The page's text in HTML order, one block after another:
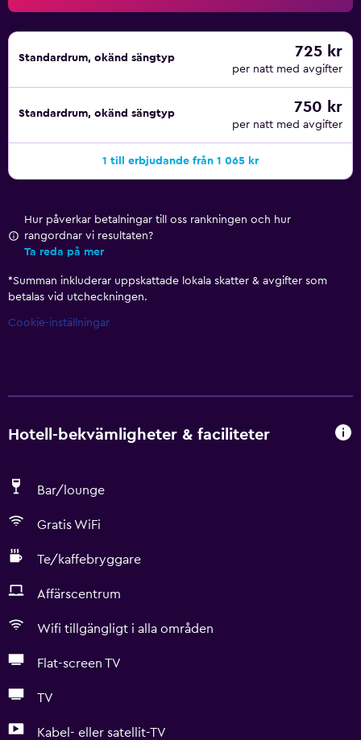
Standardrum, okänd sängtyp 725 kr
per natt med avgifter
Standardrum, okänd sängtyp 750 kr
per natt med avgifter
1 till erbjudande från 1 065 kr
Hur påverkar betalningar till oss rankningen och hur
rangordnar vi resultaten?
Ta reda på mer
*Summan inkluderar uppskattade lokala skatter & avgifter som
betalas vid utcheckningen.
Cookie-inställningar
Hotell-bekvämligheter & faciliteter
Bar/lounge
Gratis WiFi
Te/kaffebryggare
Affärscentrum
Wifi tillgängligt i alla områden
Flat-screen TV
TV
Kabel- eller satellit-TV